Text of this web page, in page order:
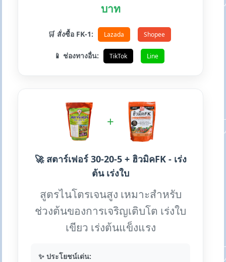
บาท
🛒 สั่งซื้อ FK-1: Lazada Shopee
📱 ช่องทางอื่น: TikTok Line
+
🚀 สตาร์เฟอร์ 30-20-5 + ฮิวมิคFK - เร่ง
ต้น เร่งใบ
สูตรไนโตรเจนสูง เหมาะสำหรับ
ช่วงต้นของการเจริญเติบโต เร่งใบ
เขียว เร่งต้นแข็งแรง
✨ ประโยชน์เด่น: